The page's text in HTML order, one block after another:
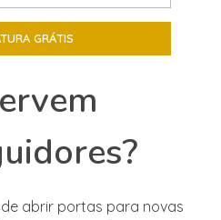
abrir portas para novas